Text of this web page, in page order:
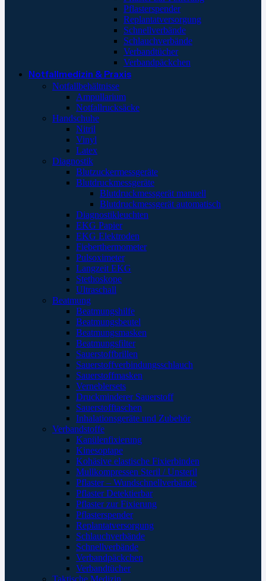
Pflasterspender
Replantatversorgung
Schnellverbände
Schlauchverbände
Verbandtücher
Verbandpäckchen
Notfallmedizin & Praxis
Notfallbehältnisse
Ampullarium
Notfallrucksäcke
Handschuhe
Nitril
Vinyl
Latex
Diagnostik
Blutzuckermessgeräte
Blutdruckmessgeräte
Blutdruckmessgerät manuell
Blutdruckmessgerät automatisch
Diagnostikleuchten
EKG Papier
EKG Elektroden
Fieberthermometer
Pulsoximeter
Langzeit EKG
Stethoskope
Ultraschall
Beatmung
Beatmungshilfe
Beatmungsbeutel
Beatmungsmasken
Beatmungsfilter
Sauerstoffbrillen
Sauerstoffverbindungsschlauch
Sauerstoffmasken
Verneblersets
Druckminderer Sauerstoff
Sauerstofftaschen
Inhalationsgeräte und Zubehör
Verbandstoffe
Kanülenfixierung
Kinesoptape
Kohäsive elastische Fixierbinden
Mullkompressen Steril / Unsteril
Pflaster – Wundschnellverbände
Pflaster Detektierbar
Pflaster zur Fixierung
Pflasterspender
Replantatversorgung
Schlauchverbände
Schnellverbände
Verbandpäckchen
Verbandtücher
Taktische Medizin